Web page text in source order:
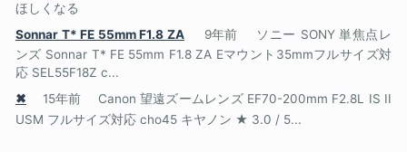
ほしくなる
Sonnar T* FE 55mm F1.8 ZA
9年前
ソニー SONY 単焦点レ
ンズ Sonnar T* FE 55mm F1.8 ZA Eマウント35mmフルサイズ対
応 SEL55F18Z c...
✖
15年前
Canon 望遠ズームレンズ EF70-200mm F2.8L IS II
USM フルサイズ対応 cho45 キヤノン ★ 3.0 / 5...